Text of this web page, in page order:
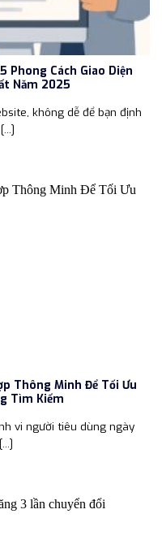
Phong Cách Giao Diện
Năm 2025
không dễ để bạn định
Thông Minh Để Tối Ưu
Tìm Kiếm
vi người tiêu dùng ngày